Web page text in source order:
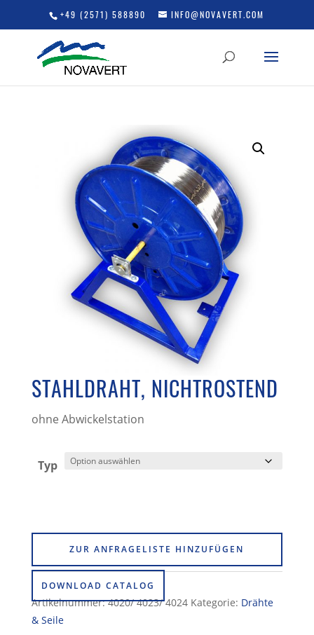
+49 (2571) 588890 INFO@NOVAVERT.COM
STAHLDRAHT, NICHTROSTEND
ohne Abwickelstation
Typ
ZUR ANFRAGELISTE HINZUFÜGEN
DOWNLOAD CATALOG
Artikelnummer:4020/ 4023/ 4024 Kategorie: Drähte
& Seile